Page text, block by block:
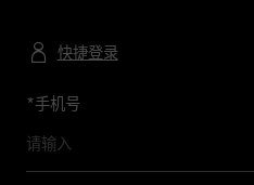
快捷登录
*手机号